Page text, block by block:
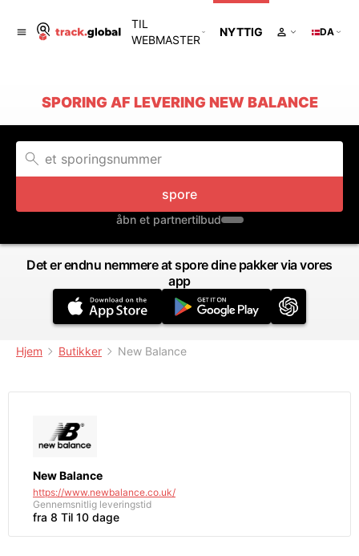
TIL
WEBMASTER
NYTTIG DA
SPORING AF LEVERING NEW BALANCE
spore
åbn et partnertilbud
Det er endnu nemmere at spore dine pakker via vores
app
Hjem Butikker New Balance
New Balance
https://www.newbalance.co.uk/
Gennemsnitlig leveringstid
fra 8 Til 10 dage